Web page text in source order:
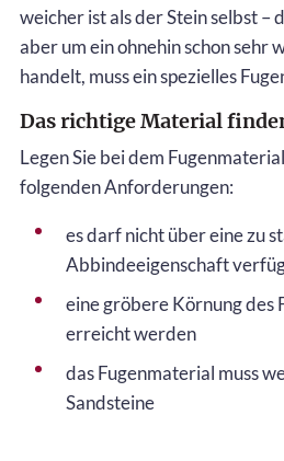
weicher ist als der Stein selbst –
aber um ein ohnehin schon sehr
handelt, muss ein spezielles
Das richtige Material
Legen Sie bei dem
folgenden Anforderungen:
es darf nicht über eine zu
Abbindeeigenschaft
eine gröbere Körnung des
erreicht werden
das Fugenmaterial muss
Sandsteine